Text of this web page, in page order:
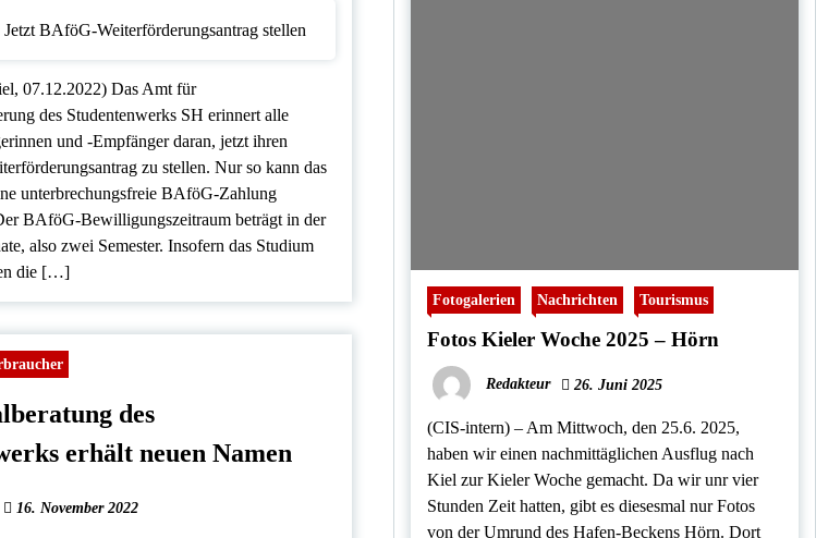
07.12.2022) Das Amt für
des Studentenwerks SH erinnert alle
und -Empfänger daran, jetzt ihren
zu stellen. Nur so kann das
unterbrechungsfreie BAföG-Zahlung
BAföG-Bewilligungszeitraum beträgt in der
also zwei Semester. Insofern das Studium
die […]
des
erhält neuen Namen
16. November 2022
Fotogalerien Nachrichten Tourismus
Fotos Kieler Woche 2025 – Hörn
Redakteur 26. Juni 2025
(CIS-intern) – Am Mittwoch, den 25.6. 2025,
haben wir einen nachmittäglichen Ausflug nach
Kiel zur Kieler Woche gemacht. Da wir unr vier
Stunden Zeit hatten, gibt es diesesmal nur Fotos
von der Umrund des Hafen-Beckens Hörn. Dort